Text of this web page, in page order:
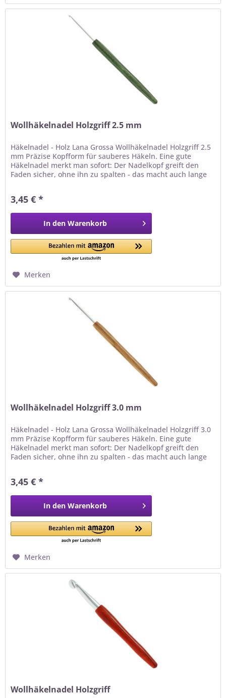
Wollhäkelnadel Holzgriff 2.5 mm
Häkelnadel - Holz Lana Grossa Wollhäkelnadel Holzgriff 2.5
mm Präzise Kopfform für sauberes Häkeln. Eine gute
Häkelnadel merkt man sofort: Der Nadelkopf greift den
Faden sicher, ohne ihn zu spalten - das macht auch lange
Garnen. Warum du dieses Werkzeug lieben wirst ✓...
3,45 € *
In den Warenkorb
Merken
Wollhäkelnadel Holzgriff 3.0 mm
Häkelnadel - Holz Lana Grossa Wollhäkelnadel Holzgriff 3.0
mm Präzise Kopfform für sauberes Häkeln. Eine gute
Häkelnadel merkt man sofort: Der Nadelkopf greift den
Faden sicher, ohne ihn zu spalten - das macht auch lange
Garnen. Warum du dieses Werkzeug lieben wirst ✓...
3,45 € *
In den Warenkorb
Merken
Wollhäkelnadel Holzgriff